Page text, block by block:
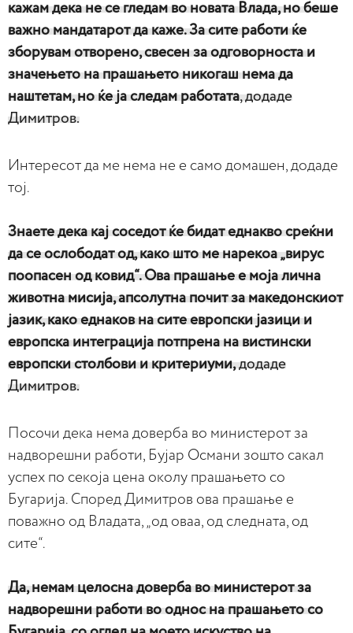
кажам дека не се гледам во новата Влада, но беше
важно мандатарот да каже. За сите работи ќе
зборувам отворено, свесен за одговорноста и
значењето на прашањето никогаш нема да
наштетам, но ќе ја следам работата, додаде
Димитров.
Интересот да ме нема не е само домашен, додаде
тој.
Знаете дека кај соседот ќе бидат еднакво среќни
да се ослободат од, како што ме нарекоа „вирус
поопасен од ковид“. Ова прашање е моја лична
животна мисија, апсолутна почит за македонскиот
јазик, како еднаков на сите европски јазици и
европска интеграција потпрена на вистински
европски столбови и критериуми,додаде
Димитров.
Посочи дека нема доверба во министерот за
надворешни работи, Бујар Османи зошто сакал
успех по секоја цена околу прашањето со
Бугарија. Според Димитров ова прашање е
поважно од Владата, „од оваа, од следната, од
сите“.
Да, немам целосна доверба во министерот за
надворешни работи во однос на прашањето со